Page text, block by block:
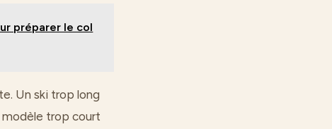
préparer le col
Un ski trop long
modèle trop court